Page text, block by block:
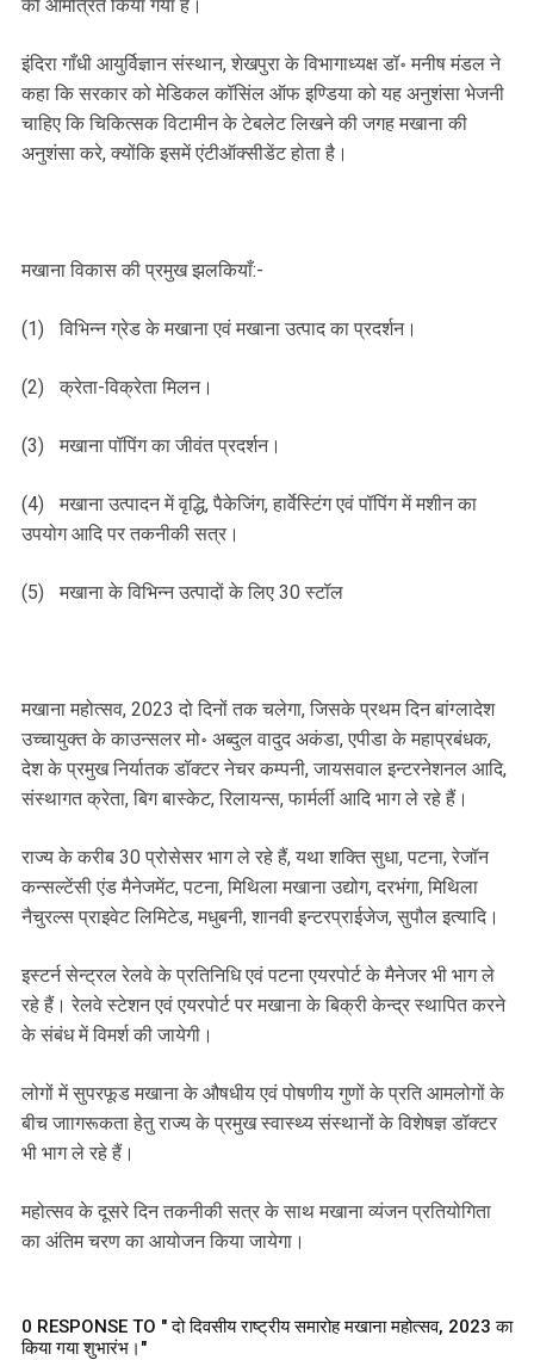
को आमंत्रित किया गया है।
इंदिरा गाँधी आयुर्विज्ञान संस्थान, शेखपुरा के विभागाध्यक्ष डॉ॰ मनीष मंडल ने
कहा कि सरकार को मेडिकल कॉसिंल ऑफ इण्डिया को यह अनुशंसा भेजनी
चाहिए कि चिकित्सक विटामीन के टेबलेट लिखने की जगह मखाना की
अनुशंसा करे, क्योंकि इसमें एंटीऑक्सीडेंट होता है।
मखाना विकास की प्रमुख झलकियाँ:-
(1) विभिन्न ग्रेड के मखाना एवं मखाना उत्पाद का प्रदर्शन।
(2) क्रेता-विक्रेता मिलन।
(3) मखाना पॉपिंग का जीवंत प्रदर्शन।
(4)
मखाना उत्पादन में वृद्धि, पैकेजिंग, हार्वेस्टिंग एवं पॉपिंग में मशीन का
उपयोग आदि पर तकनीकी सत्र।
(5) मखाना के विभिन्न उत्पादों के लिए 30 स्टॉल
मखाना महोत्सव, 2023 दो दिनों तक चलेगा, जिसके प्रथम दिन बांग्लादेश
उच्चायुक्त के काउन्सलर मो॰ अब्दुल वादुद अकंडा, एपीडा के महाप्रबंधक,
देश के प्रमुख निर्यातक डॉक्टर नेचर कम्पनी, जायसवाल इन्टरनेशनल आदि,
संस्थागत क्रेता, बिग बास्केट, रिलायन्स, फार्मर्ली आदि भाग ले रहे हैं।
राज्य के करीब 30 प्रोसेसर भाग ले रहे हैं, यथा शक्ति सुधा, पटना, रेजॉन
कन्सल्टेंसी एंड मैनेजमेंट, पटना, मिथिला मखाना उद्योग, दरभंगा, मिथिला
नैचुरल्स प्राइवेट लिमिटेड, मधुबनी, शानवी इन्टरप्राईजेज, सुपौल इत्यादि।
इस्टर्न सेन्ट्रल रेलवे के प्रतिनिधि एवं पटना एयरपोर्ट के मैनेजर भी भाग ले
रहे हैं। रेलवे स्टेशन एवं एयरपोर्ट पर मखाना के बिक्री केन्द्र स्थापित करने
के संबंध में विमर्श की जायेगी।
लोगों में सुपरफूड मखाना के औषधीय एवं पोषणीय गुणों के प्रति आमलोगों के
बीच जाागरूकता हेतु राज्य के प्रमुख स्वास्थ्य संस्थानों के विशेषज्ञ डॉक्टर
भी भाग ले रहे हैं।
महोत्सव के दूसरे दिन तकनीकी सत्र के साथ मखाना व्यंजन प्रतियोगिता
का अंतिम चरण का आयोजन किया जायेगा।
0 RESPONSE TO " दो दिवसीय राष्ट्रीय समारोह मखाना महोत्सव, 2023 का
किया गया शुभारंभ।"